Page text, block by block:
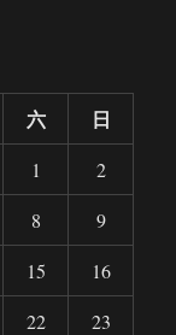
六 日
1
2
8
9
15
16
22
23